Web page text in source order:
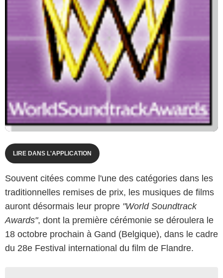
LIRE DANS L'APPLICATION
Souvent citées comme l'une des catégories dans les
traditionnelles remises de prix, les musiques de films
auront désormais leur propre "World Soundtrack
Awards", dont la première cérémonie se déroulera le
18 octobre prochain à Gand (Belgique), dans le cadre
du 28e Festival international du film de Flandre.